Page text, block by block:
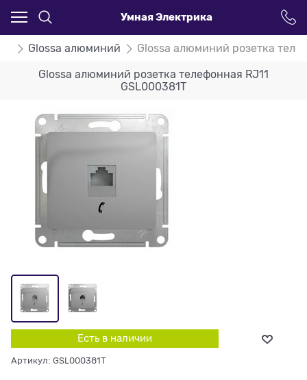
Умная Электрика
Glossa алюминий Glossa алюминий розетка
Glossa алюминий розетка телефонная RJ11
GSL000381T
Есть в наличии
Артикул: GSL000381T